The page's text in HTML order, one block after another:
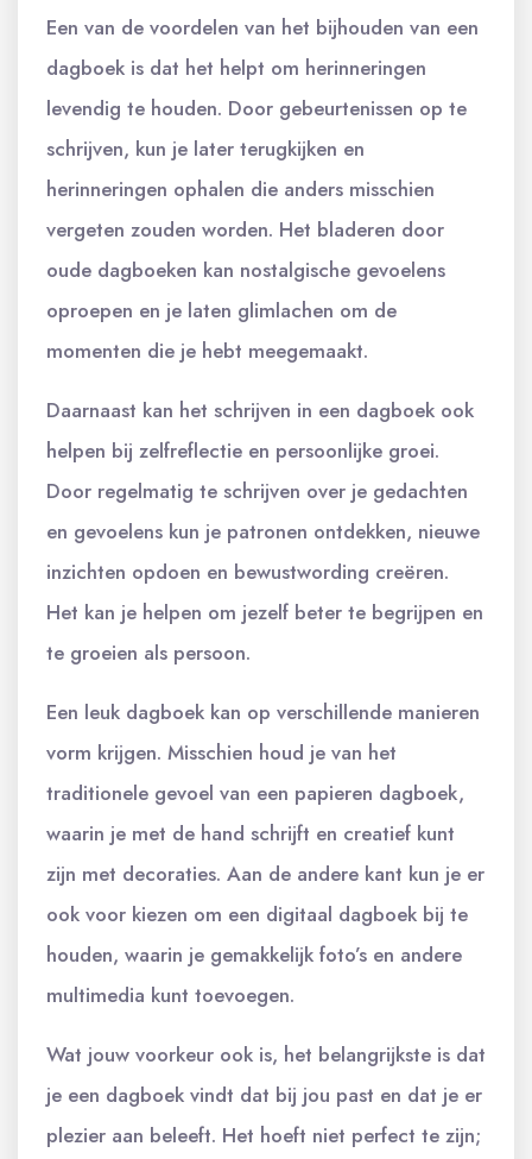
Een van de voordelen van het bijhouden van een
dagboek is dat het helpt om herinneringen
levendig te houden. Door gebeurtenissen op te
schrijven, kun je later terugkijken en
herinneringen ophalen die anders misschien
vergeten zouden worden. Het bladeren door
oude dagboeken kan nostalgische gevoelens
oproepen en je laten glimlachen om de
momenten die je hebt meegemaakt.
Daarnaast kan het schrijven in een dagboek ook
helpen bij zelfreflectie en persoonlijke groei.
Door regelmatig te schrijven over je gedachten
en gevoelens kun je patronen ontdekken, nieuwe
inzichten opdoen en bewustwording creëren.
Het kan je helpen om jezelf beter te begrijpen en
te groeien als persoon.
Een leuk dagboek kan op verschillende manieren
vorm krijgen. Misschien houd je van het
traditionele gevoel van een papieren dagboek,
waarin je met de hand schrijft en creatief kunt
zijn met decoraties. Aan de andere kant kun je er
ook voor kiezen om een digitaal dagboek bij te
houden, waarin je gemakkelijk foto’s en andere
multimedia kunt toevoegen.
Wat jouw voorkeur ook is, het belangrijkste is dat
je een dagboek vindt dat bij jou past en dat je er
plezier aan beleeft. Het hoeft niet perfect te zijn;